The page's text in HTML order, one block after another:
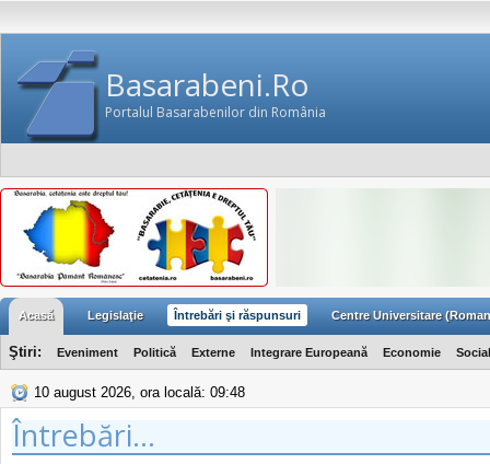
Basarabeni.Ro
Portalul Basarabenilor din România
Acasă Legislaţie Întrebări şi răspunsuri Centre Universitare
Ştiri: Eveniment Politică Externe Integrare Europeană Economie Social
10 august 2026, ora locală: 09:48
Întrebări...